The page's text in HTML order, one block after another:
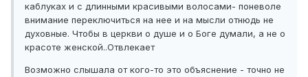
каблуках и с длинными красивыми волосами- поневоле
внимание переключиться на нее и на мысли отнюдь не
духовные. Чтобы в церкви о душе и о Боге думали, а не о
красоте женской..Отвлекает
Возможно слышала от кого-то это объяснение - точно не